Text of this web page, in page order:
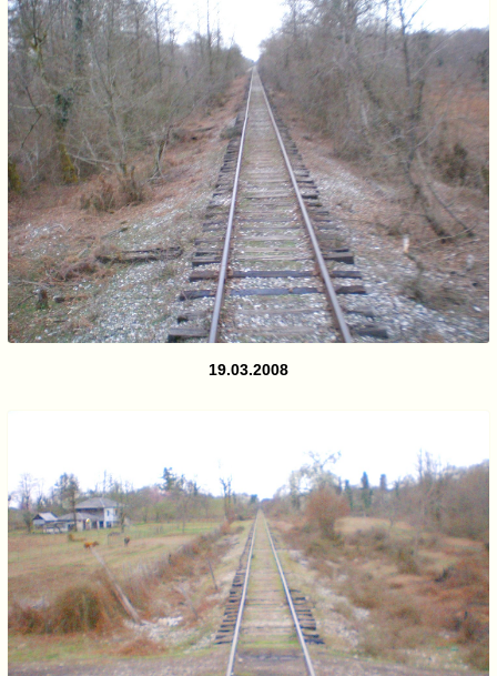
19.03.2008